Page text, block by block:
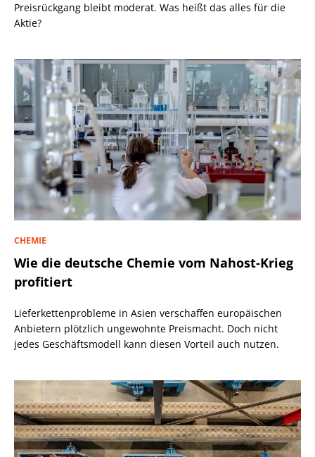
Preisrückgang bleibt moderat. Was heißt das alles für die
Aktie?
CHEMIE
Wie die deutsche Chemie vom Nahost-Krieg
profitiert
Lieferkettenprobleme in Asien verschaffen europäischen
Anbietern plötzlich ungewohnte Preismacht. Doch nicht
jedes Geschäftsmodell kann diesen Vorteil auch nutzen.